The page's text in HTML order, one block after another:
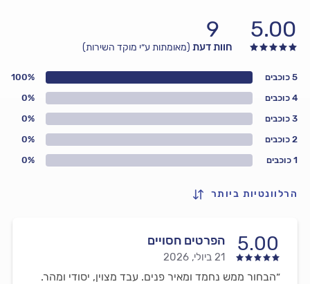
5.00
9
חוות דעת (מאומתות ע״י מוקד השירות)
1 כוכבים 0%
2 כוכבים 0%
3 כוכבים 0%
4 כוכבים 0%
5 כוכבים 100%
הרלוונטיות ביותר
5.00 הפרטים חסויים
21 ביולי, 2026
״הבחור ממש נחמד ומאיר פנים. עבד מצוין, יסודי ומהר.